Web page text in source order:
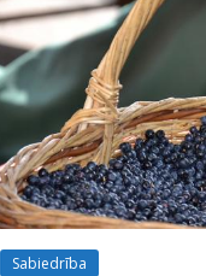
Sabiedrība